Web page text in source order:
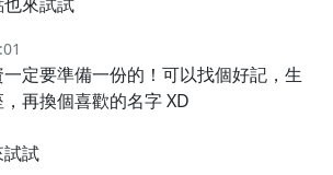
定要準備一份的！可以找個好記，生
再換個喜歡的名字 XD
試